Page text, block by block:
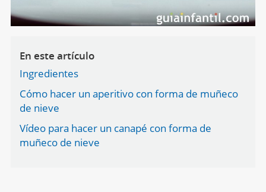
En este artículo
Ingredientes
Cómo hacer un aperitivo con forma de muñeco
de nieve
Vídeo para hacer un canapé con forma de
muñeco de nieve